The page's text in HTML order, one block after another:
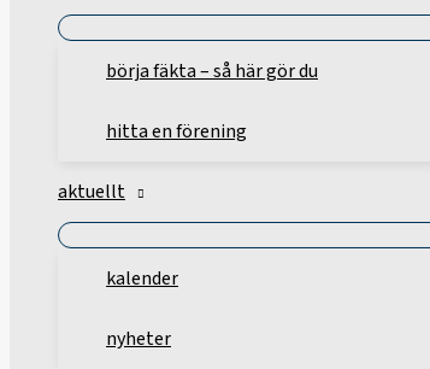
börja fäkta – så här gör du
hitta en förening
aktuellt
kalender
nyheter